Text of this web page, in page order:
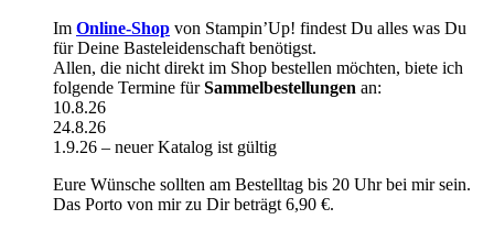
Im Online-Shop von Stampin’Up! findest Du alles was Du
für Deine Basteleidenschaft benötigst.
Allen, die nicht direkt im Shop bestellen möchten, biete ich
folgende Termine fürSammelbestellungen an:
10.8.26
24.8.26
1.9.26 – neuer Katalog ist gültig
Eure Wünsche sollten am Bestelltag bis 20 Uhr bei mir sein.
Das Porto von mir zu Dir beträgt 6,90 €.